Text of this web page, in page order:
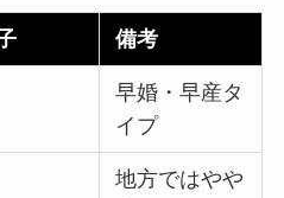
備考
早婚・早産タ
イプ
地方ではやや